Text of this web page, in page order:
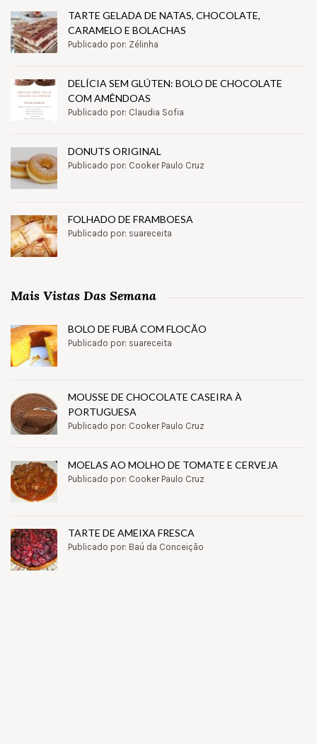
TARTE GELADA DE NATAS, CHOCOLATE,
CARAMELO E BOLACHAS
Publicado por: Zélinha
DELÍCIA SEM GLÚTEN: BOLO DE CHOCOLATE
COM AMÊNDOAS
Publicado por: Claudia Sofia
DONUTS ORIGINAL
Publicado por: Cooker Paulo Cruz
FOLHADO DE FRAMBOESA
Publicado por: suareceita
Mais Vistas Das Semana
BOLO DE FUBÁ COM FLOCÃO
Publicado por: suareceita
MOUSSE DE CHOCOLATE CASEIRA À
PORTUGUESA
Publicado por: Cooker Paulo Cruz
MOELAS AO MOLHO DE TOMATE E CERVEJA
Publicado por: Cooker Paulo Cruz
TARTE DE AMEIXA FRESCA
Publicado por: Baú da Conceição